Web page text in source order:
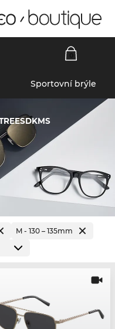
Sportovní brýle
M - 130 – 135mm